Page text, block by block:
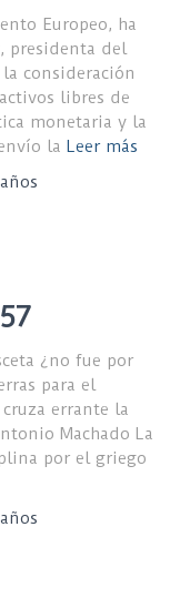
Europeo, ha
presidenta del
consideración
libres de
monetaria y la
la Leer más
¿no fue por
para el
errante la
Machado La
por el griego